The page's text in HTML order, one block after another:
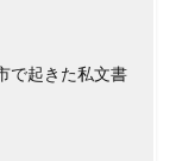
で起きた私文書